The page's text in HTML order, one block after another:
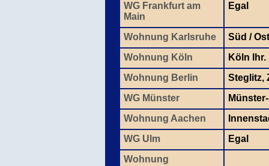
WG Frankfurt am
Main
Egal
Wohnung Karlsruhe
Süd / Ost
Wohnung Köln
Köln
Wohnung Berlin
Steglitz,
WG Münster
Wohnung Aachen
WG Ulm
Egal
Wohnung